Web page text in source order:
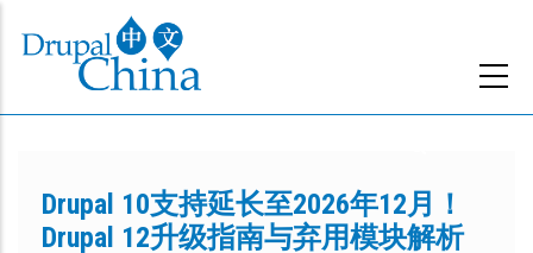
主
Drupal 10支持延长至2026年12月！
Drupal 12升级指南与弃用模块解析